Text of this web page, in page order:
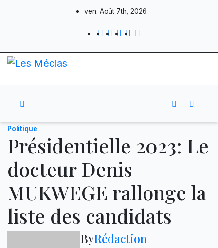
ven. Août 7th, 2026
Politique
Présidentielle 2023: Le
docteur Denis
MUKWEGE rallonge la
liste des candidats
ByRédaction